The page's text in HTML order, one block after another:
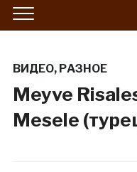
ВИДЕО, РАЗНОЕ
Meyve
Mesele